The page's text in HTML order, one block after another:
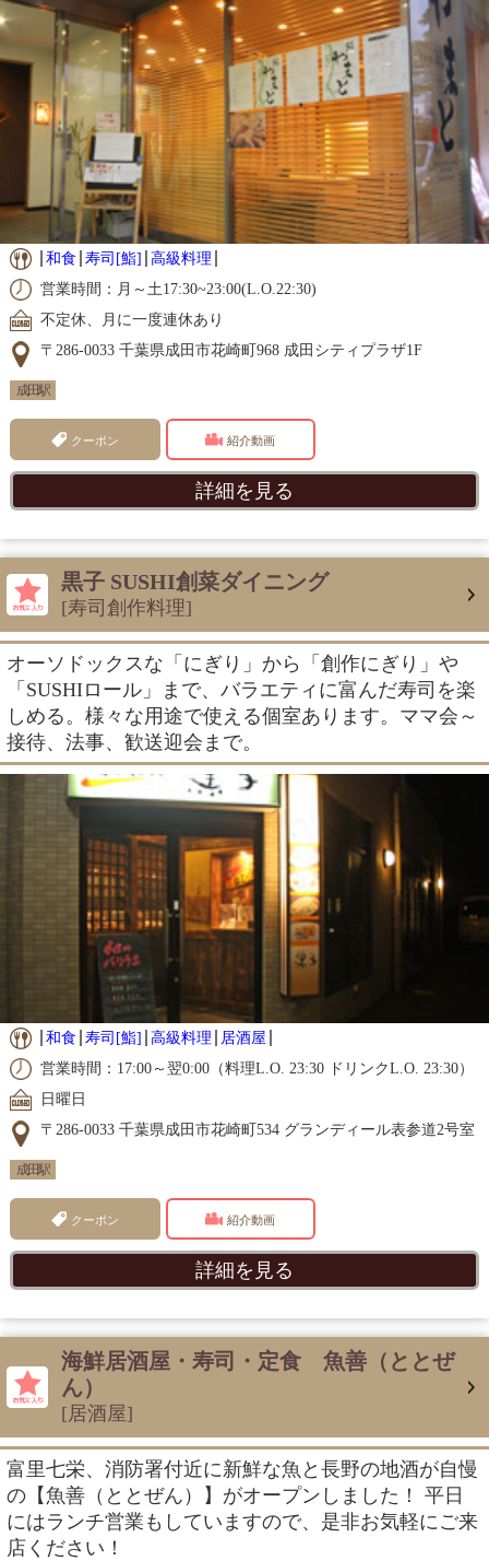
和食 寿司[鮨]
高級料理
営業時間：月～土17:30~23:00(L.O.22:30)
不定休、月に一度連休あり
〒286-0033 千葉県成田市花崎町968 成田シティプラザ1F
成田駅
クーポン 紹介動画
詳細を見る
黒子 SUSHI創菜ダイニング
[寿司創作料理]
オーソドックスな「にぎり」から「創作にぎり」や
「SUSHIロール」まで、バラエティに富んだ寿司を楽
しめる。様々な用途で使える個室あります。ママ会～
接待、法事、歓送迎会まで。
和食 寿司[鮨] 高級料理
居酒屋
営業時間：17:00～翌0:00（料理L.O. 23:30 ドリンクL.O. 23:30）
日曜日
〒286-0033 千葉県成田市花崎町534 グランディール表参道2号室
成田駅
クーポン 紹介動画
詳細を見る
海鮮居酒屋・寿司・定食 魚善（ととぜ
ん）
[居酒屋]
富里七栄、消防署付近に新鮮な魚と長野の地酒が自慢
の【魚善（ととぜん）】がオープンしました！ 平日
にはランチ営業もしていますので、是非お気軽にご来
店ください！